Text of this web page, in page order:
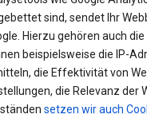
sind, sendet Ihr
Hierzu gehören auch
beispielsweise die IP-
die Effektivität von
die Relevanz der
setzen wir auch